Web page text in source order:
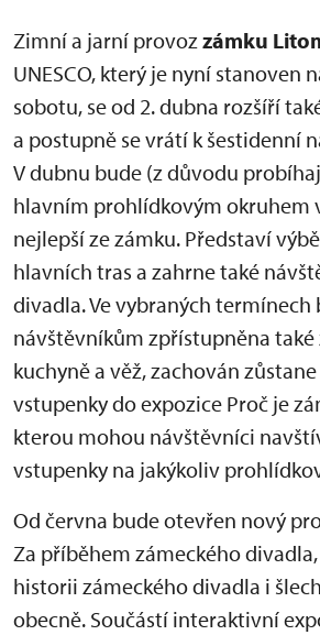
Zimní a jarní provozzámku
UNESCO, který je nyní stanoven
sobotu, se od 2. dubna rozšíří
a postupně se vrátí k šestidenní
V dubnu bude (z důvodu
hlavním prohlídkovým okruhem
nejlepší ze zámku. Představí
hlavních tras a zahrne také
divadla. Ve vybraných termínech
návštěvníkům zpřístupněna také
kuchyně a věž, zachován
vstupenky do expozice Proč je
kterou mohou návštěvníci
vstupenky na jakýkoliv
Od června bude otevřen nový
Za příběhem zámeckého
historii zámeckého divadla i
obecně. Součástí interaktivní